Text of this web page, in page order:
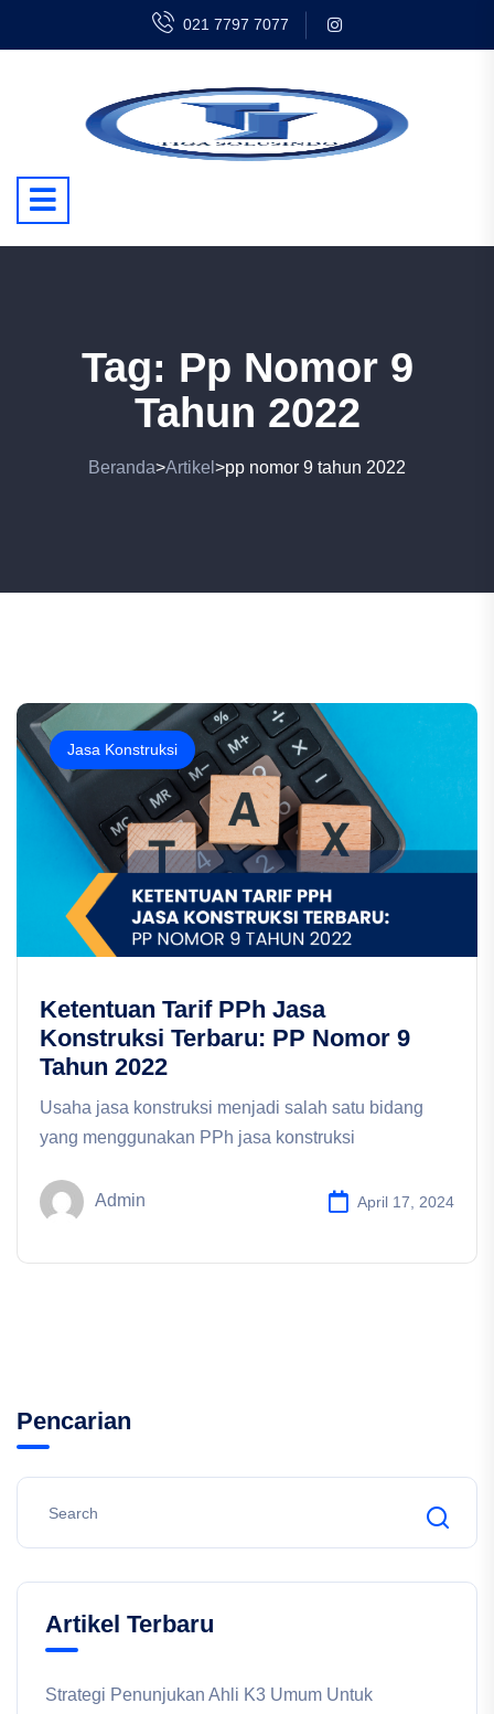
021 7797 7077
Tag: Pp Nomor 9
Tahun 2022
Beranda>Artikel >pp nomor 9 tahun 2022
Jasa Konstruksi
Ketentuan Tarif PPh Jasa
Konstruksi Terbaru: PP Nomor 9
Tahun 2022
Usaha jasa konstruksi menjadi salah satu bidang
yang menggunakan PPh jasa konstruksi
Admin April 17, 2024
Pencarian
Artikel Terbaru
Strategi Penunjukan Ahli K3 Umum Untuk